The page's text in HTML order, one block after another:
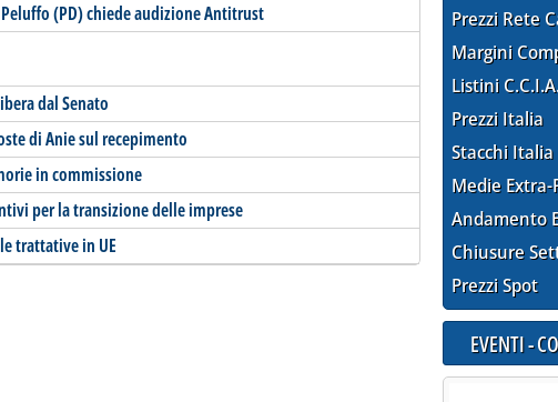
(PD) chiede audizione Antitrust
dal Senato
di Anie sul recepimento
in commissione
per la transizione delle imprese
trattative in UE
Prezzi Rete
Margini
Listini
Prezzi Italia
Stacchi Italia
Medie Extra-
Andamento
Chiusure
Prezzi Spot
EVENTI -